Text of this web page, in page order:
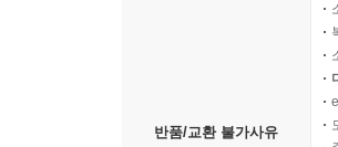
반품/교환 불가사유